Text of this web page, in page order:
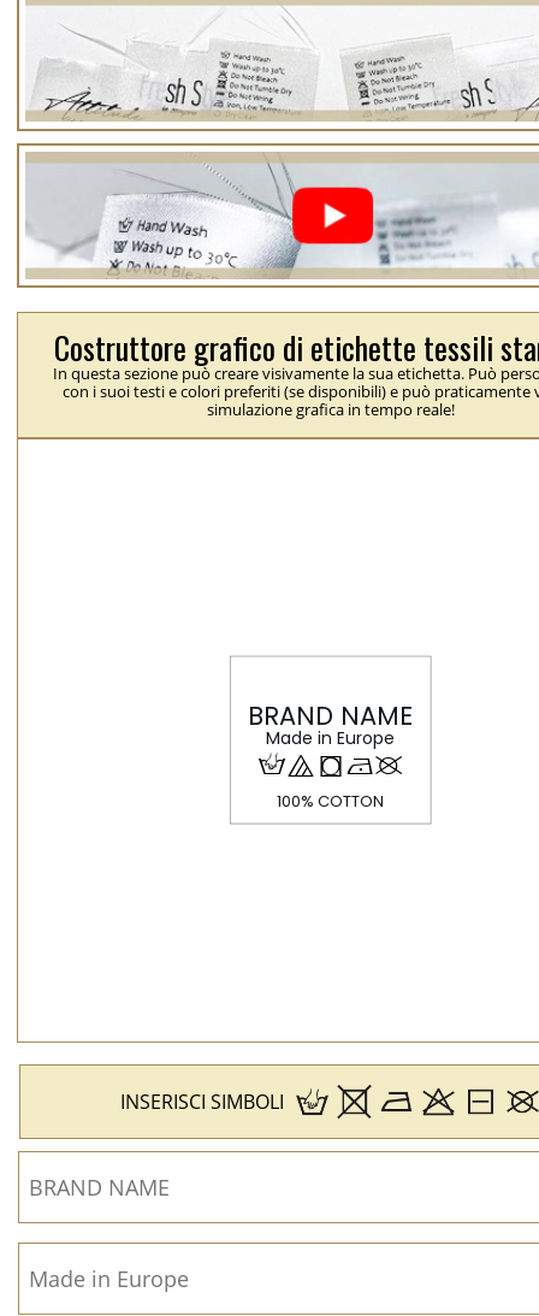
Costruttore grafico di etichette tessili
In questa sezione può creare visivamente la sua etichetta. Può
con i suoi testi e colori preferiti (se disponibili) e può praticamente
simulazione grafica in tempo reale!
H{ jNU
INSERISCI SIMBOLI